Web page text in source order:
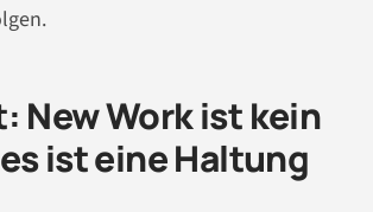
New Work ist kein
ist eine Haltung